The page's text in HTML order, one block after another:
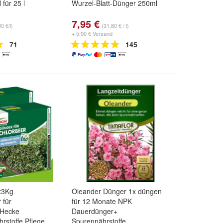
für 25 l
€/l)
71
Wurzel-Blatt-Dünger 250ml
7,95 € (31,80 € / l)
+ 5,90 € Versand
145
für
Pflege
Oleander Dünger 1x düngen
für 12 Monate NPK
Dauerdünger+
Spurennährstoffe